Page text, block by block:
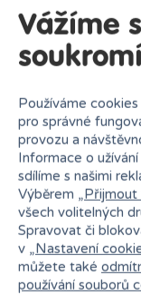
Tato kostka je
Skladem
Vážíme
soukromí
Používáme
pro správné
provozu a
Informace o
sdílíme s našimi
Výběrem „Přijmout
všech volitelných
Spravovat či
v „Nastavení
můžete také
používání souborů